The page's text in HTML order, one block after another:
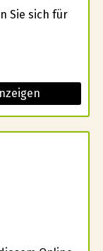
Sie sich für